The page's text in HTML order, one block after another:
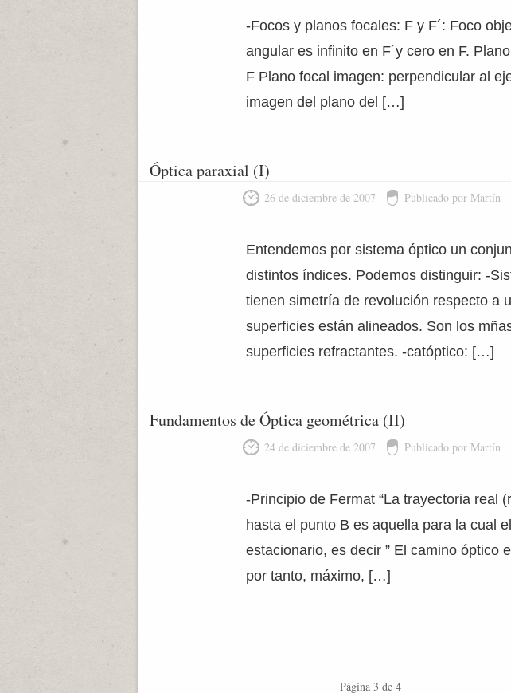
-Focos y planos focales: F y F´: Foco
angular es infinito en F´y cero en F.
F Plano focal imagen: perpendicular al
imagen del plano del […]
Óptica paraxial (I)
26 de diciembre de 2007 Publicado por Martín
Entendemos por sistema óptico un
distintos índices. Podemos distinguir: -
tienen simetría de revolución respecto a
superficies están alineados. Son los
superficies refractantes. -catóptico: […]
Fundamentos de Óptica geométrica (II)
24 de diciembre de 2007 Publicado por Martín
-Principio de Fermat “La trayectoria real
hasta el punto B es aquella para la cual
estacionario, es decir ” El camino óptico
por tanto, máximo, […]
Página 3 de 4